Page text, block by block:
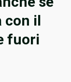
con il
fuori